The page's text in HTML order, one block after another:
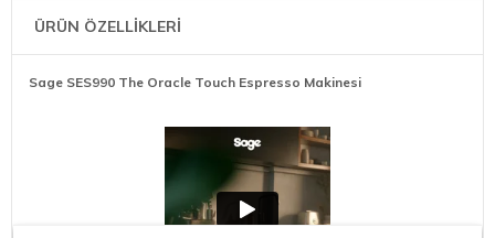
ÜRÜN ÖZELLİKLERİ
Sage SES990 The Oracle Touch Espresso Makinesi